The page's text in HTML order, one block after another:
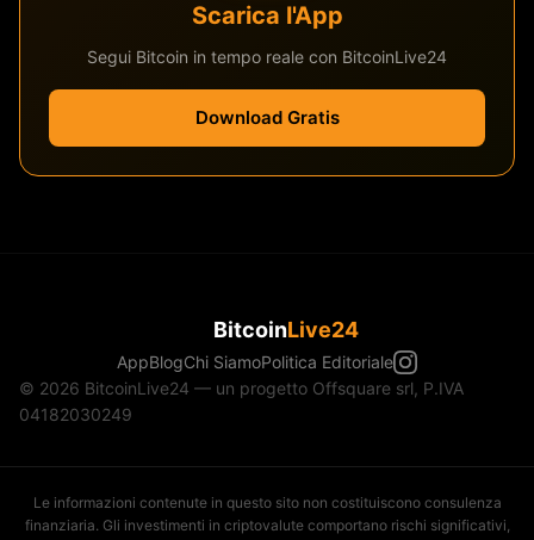
Scarica l'App
Segui Bitcoin in tempo reale con BitcoinLive24
Download Gratis
BitcoinLive24
AppBlogChi SiamoPolitica Editoriale
© 2026 BitcoinLive24 — un progetto Offsquare srl, P.IVA
04182030249
Le informazioni contenute in questo sito non costituiscono consulenza
finanziaria. Gli investimenti in criptovalute comportano rischi significativi,